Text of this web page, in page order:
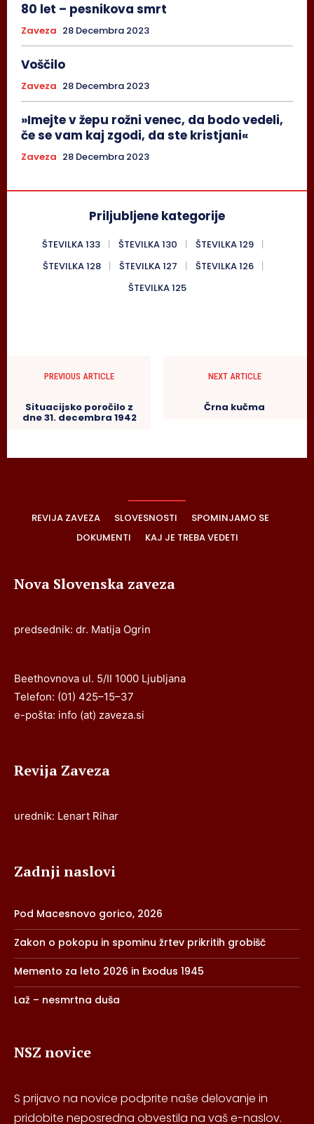
80 let – pesnikova smrt
Zaveza 28 Decembra 2023
Voščilo
Zaveza 28 Decembra 2023
»Imejte v žepu rožni venec, da bodo vedeli,
če se vam kaj zgodi, da ste kristjani«
Zaveza 28 Decembra 2023
Priljubljene kategorije
ŠTEVILKA 133 ŠTEVILKA 130
ŠTEVILKA 129
ŠTEVILKA 128
ŠTEVILKA 127
ŠTEVILKA 126
ŠTEVILKA 125
PREVIOUS ARTICLE
Situacijsko poročilo z
dne 31. decembra 1942
NEXT ARTICLE
Črna kučma
REVIJA ZAVEZA SLOVESNOSTI
SPOMINJAMO SE
DOKUMENTI
KAJ JE TREBA VEDETI
Nova Slovenska zaveza
predsednik: dr. Matija Ogrin
Beethovnova ul. 5/II 1000 Ljubljana
Telefon: (01) 425–15–37
e-pošta: info (at) zaveza.si
Revija Zaveza
urednik: Lenart Rihar
Zadnji naslovi
Pod Macesnovo gorico, 2026
Zakon o pokopu in spominu žrtev prikritih grobišč
Memento za leto 2026 in Exodus 1945
Laž – nesmrtna duša
NSZ novice
S prijavo na novice podprite naše delovanje in
pridobite neposredna obvestila na vaš e-naslov.